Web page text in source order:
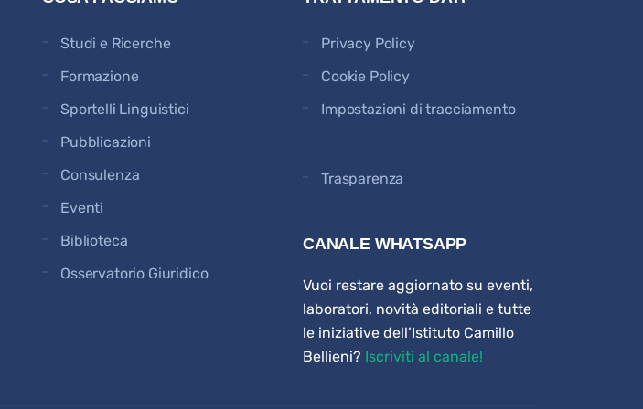
Studi e Ricerche
Formazione
Sportelli Linguistici
Pubblicazioni
Consulenza
Eventi
Biblioteca
Osservatorio Giuridico
Privacy Policy
Cookie Policy
Impostazioni di tracciamento
Trasparenza
CANALE WHATSAPP
Vuoi restare aggiornato su eventi,
laboratori, novità editoriali e tutte
le iniziative dell’Istituto Camillo
Bellieni? Iscriviti al canale!